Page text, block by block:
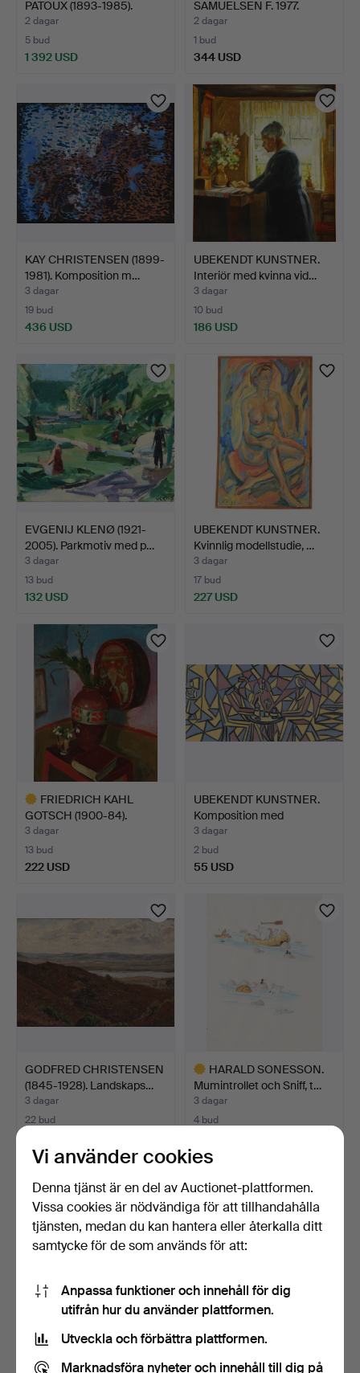
PATOUX (1893-1985).
Modellstu…
2 dagar
5 bud
1 392 USD
SAMUELSEN F. 1977.
Kompositio…
2 dagar
1 bud
344 USD
KAY CHRISTENSEN (1899-
1981). Komposition m…
3 dagar
19 bud
436 USD
UBEKENDT KUNSTNER.
Interiör med kvinna vid…
3 dagar
10 bud
186 USD
EVGENIJ KLENØ (1921-
2005). Parkmotiv med p…
3 dagar
13 bud
132 USD
UBEKENDT KUNSTNER.
Kvinnlig modellstudie, …
3 dagar
17 bud
227 USD
FRIEDRICH KAHL
GOTSCH (1900-84).
Stilleben…
3 dagar
13 bud
222 USD
UBEKENDT KUNSTNER.
Komposition med
geometr…
3 dagar
2 bud
55 USD
GODFRED CHRISTENSEN
(1845-1928). Landskaps…
3 dagar
22 bud
HARALD SONESSON.
Mumintrollet och Sniff, t…
3 dagar
4 bud
Utvalt
BJØRN NIELSEN
EVGENIJ KLENØ (1921-
Vi använder cookies
Denna tjänst är en del av Auctionet-plattformen.
Vissa cookies är nödvändiga för att tillhandahålla
tjänsten, medan du kan hantera eller återkalla ditt
samtycke för de som används för att:
Anpassa funktioner och innehåll för dig
utifrån hur du använder plattformen.
Utveckla och förbättra plattformen.
Marknadsföra nyheter och innehåll till dig på